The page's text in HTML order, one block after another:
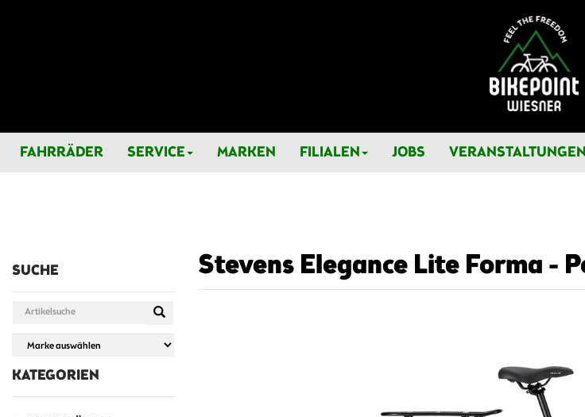
FAHRRÄDER SERVICE MARKEN FILIALEN JOBS VERANSTALTUNGEN
SUCHE
KATEGORIEN
Stevens Elegance Lite Forma -